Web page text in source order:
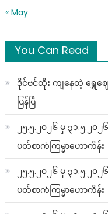
« May
You Can Read
ဒိုင်ဗင်ထိုး ကျနေတဲ့ ရွှေဈ
ပြန်ပြီ
၂၅.၅.၂၀၂၆ မှ ၃၁.၅.၂
ပတ်စာကံကြမ္မာဟောကိန်း
၂၅.၅.၂၀၂၆ မှ ၃၁.၅.၂
ပတ်စာကံကြမ္မာဟောကိန်း